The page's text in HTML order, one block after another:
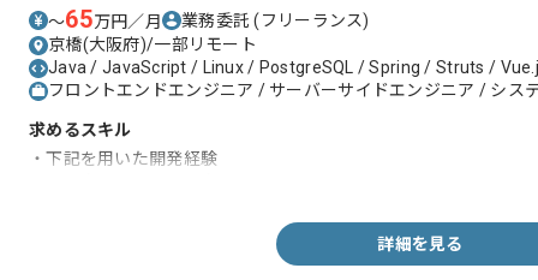
〜65万円／月 業務委託(フリーランス)
京橋(大阪府)/一部リモート
Java / JavaScript / Linux / PostgreSQL / Spring / Struts /
フロントエンドエンジニア / サーバーサイドエンジニア / シス
求めるスキル
・下記を用いた開発経験
詳細を見る